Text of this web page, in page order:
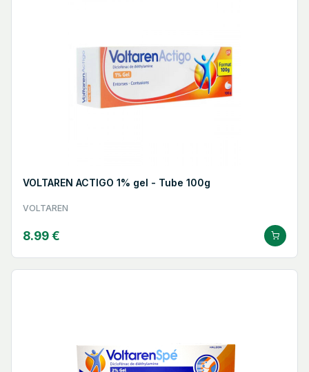
VOLTAREN ACTIGO 1% gel - Tube 100g
VOLTAREN
8.99 €